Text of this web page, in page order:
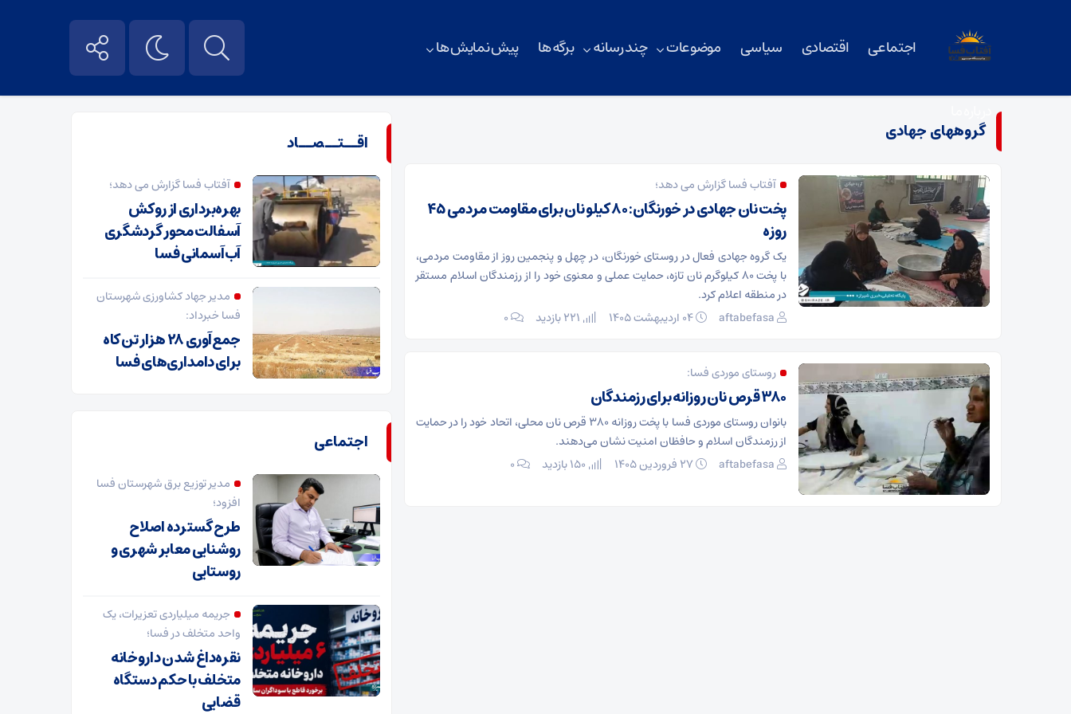
اجتماعی اقتصادی سیاسی موضوعات چند رسانه برگه ها پیش نمایش ها
گروههای جهادی
آفتاب فسا گزارش می دهد؛
پخت نان جهادی در خورنگان: ۸۰ کیلو نان برای مقاومت مردمی ۴۵
روزه
یک گروه جهادی فعال در روستای خورنگان، در چهل و پنجمین روز از مقاومت مردمی،
با پخت ۸۰ کیلوگرم نان تازه، حمایت عملی و معنوی خود را از رزمندگان اسلام مستقر
در منطقه اعلام کرد.
aftabefasa
۰
روستای موردی فسا:
۳۸۰ قرص نان روزانه برای رزمندگان
بانوان روستای موردی فسا با پخت روزانه ۳۸۰ قرص نان محلی، اتحاد خود را در حمایت
از رزمندگان اسلام و حافظان امنیت نشان می‌دهند.
aftabefasa
۰
اقــتــصــاد
آفتاب فسا گزارش می دهد؛
بهره‌برداری از روکش
آسفالت محور گردشگری
آب‌آسمانی فسا
مدیر جهاد کشاورزی شهرستان
فسا خبرداد:
جمع‌آوری ۲۸ هزار تن کاه
برای دامداری‌های فسا
اجتماعی
مدیر توزیع برق شهرستان فسا
افزود؛
طرح گسترده اصلاح
روشنایی معابر شهری و
روستایی
جریمه میلیاردی تعزیرات، یک
واحد متخلف در فسا؛
نقره‌داغ شدن داروخانه
متخلف با حکم دستگاه
قضایی